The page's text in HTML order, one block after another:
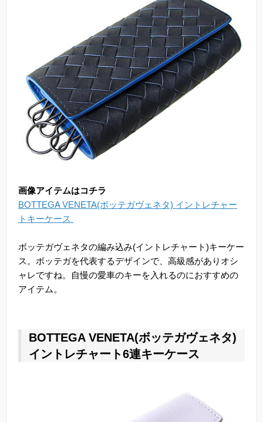
画像アイテムはコチラ
BOTTEGA VENETA(ボッテガヴェネタ) イントレチャー
トキーケース
ボッテガヴェネタの編み込み(イントレチャート)キーケー
ス。ボッテガを代表するデザインで、高級感がありオシ
ャレですね。自慢の愛車のキーを入れるのにおすすめの
アイテム。
BOTTEGA VENETA(ボッテガヴェネタ)
イントレチャート6連キーケース